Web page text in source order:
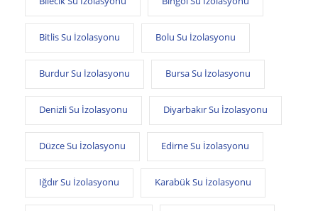
Bitlis Su İzolasyonu Bolu Su İzolasyonu
Burdur Su İzolasyonu Bursa Su İzolasyonu
Denizli Su İzolasyonu Diyarbakır Su İzolasyonu
Düzce Su İzolasyonu Edirne Su İzolasyonu
Iğdır Su İzolasyonu Karabük Su İzolasyonu